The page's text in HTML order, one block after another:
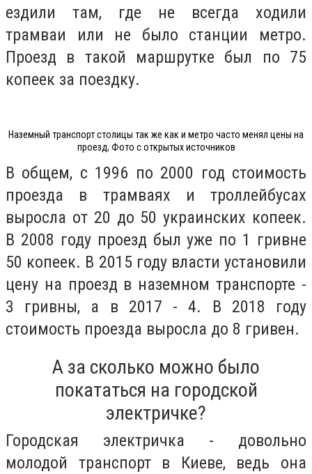
ездили там, где не всегда ходили
трамваи или не было станции метро.
Проезд в такой маршрутке был по 75
копеек за поездку.
Наземный транспорт столицы так же как и метро часто менял цены на
проезд, Фото с открытых источников
В общем, с 1996 по 2000 год стоимость
проезда в трамваях и троллейбусах
выросла от 20 до 50 украинских копеек.
В 2008 году проезд был уже по 1 гривне
50 копеек. В 2015 году власти установили
цену на проезд в наземном транспорте -
3 гривны, а в 2017 - 4. В 2018 году
стоимость проезда выросла до 8 гривен.
А за сколько можно было
покататься на городской
электричке?
Городская электричка - довольно
молодой транспорт в Киеве, ведь она